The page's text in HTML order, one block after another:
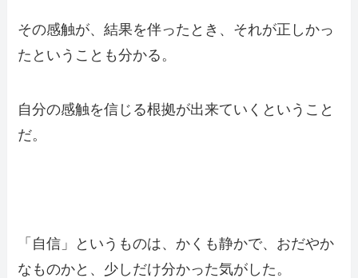
その感触が、結果を伴ったとき、それが正しかっ
たということも分かる。
自分の感触を信じる根拠が出来ていくということ
だ。
「自信」というものは、かくも静かで、おだやか
なものかと、少しだけ分かった気がした。